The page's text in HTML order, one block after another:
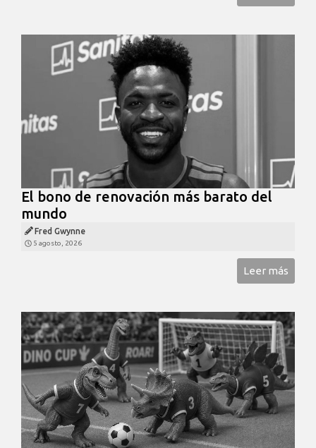
El bono de renovación más barato del
mundo
Fred Gwynne
5 agosto, 2026
Leer más